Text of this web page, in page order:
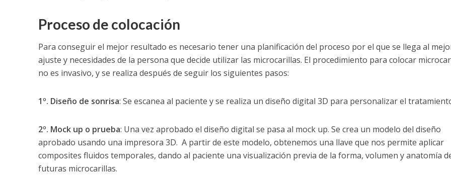
Proceso de colocación
Para conseguir el mejor resultado es necesario tener una planificación del proceso por el que se llega al
ajuste y necesidades de la persona que decide utilizar las microcarillas. El procedimiento para colocar
no es invasivo, y se realiza después de seguir los siguientes pasos:
1º. Diseño de sonrisa: Se escanea al paciente y se realiza un diseño digital 3D para personalizar el
2º. Mock up o prueba: Una vez aprobado el diseño digital se pasa al mock up. Se crea un modelo del diseño
aprobado usando una impresora 3D. A partir de este modelo, obtenemos una llave que nos permite aplicar
composites fluidos temporales, dando al paciente una visualización previa de la forma, volumen y anatomía
futuras microcarillas.